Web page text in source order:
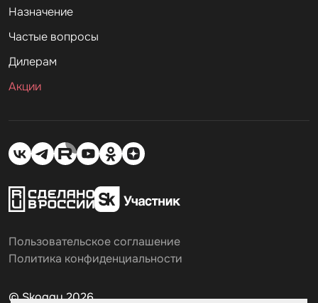
Назначение
Частые вопросы
Дилерам
Акции
© Skoggy 2026
Пользовательское соглашение
Политика конфиденциальности